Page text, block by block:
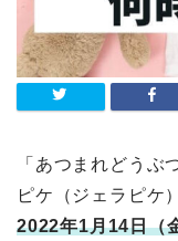
「あつまれどうぶ
ピケ（ジェラピケ
2022年1月14日（